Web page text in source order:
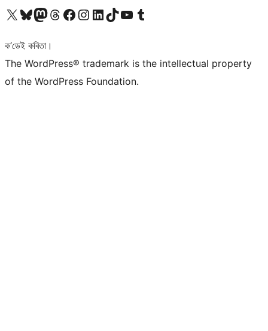
আমাৰ X (আগৰ Twitter) একাউণ্টলৈ যাওকআমাৰ Bluesky একাউণ্টলৈ যাওকআমাৰ Mastodon একাউণ্টলৈ যাওকআমাৰ Threads একাউণ্টলৈ যাওকআমাৰ Facebook পৃষ্ঠালৈ যাওকআমাৰ Instagram একাউণ্টলৈ যাওকআমাৰ LinkedIn একাউণ্টলৈ যাওকআমাৰ TikTok একাউণ্টলৈ যাওকআমাৰ YouTube চেনেললৈ যাওকআমাৰ Tumblr একাউণ্টলৈ যাওক
ক’ডেই কবিতা।
The WordPress® trademark is the intellectual property
of the WordPress Foundation.